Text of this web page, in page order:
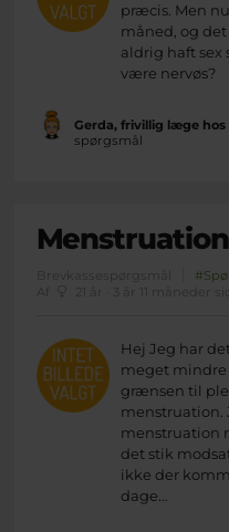
præcis. Men
måned, og
aldrig haft sex
være nervøs?
Gerda, frivillig læge hos
spørgsmål
Menstruation
Brevkassespørgsmål
Af
21 år · 3 år 11 måneder
Hej Jeg har
meget
grænsen til
menstruation.
menstruation
det stik
ikke der
dage...